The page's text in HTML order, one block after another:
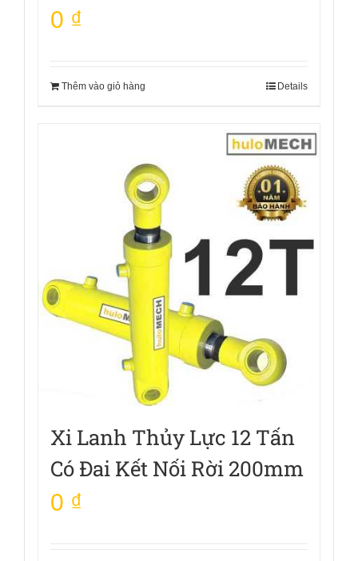
0 ₫
Thêm vào giỏ hàng Details
Xi Lanh Thủy Lực 12 Tấn
Có Đai Kết Nối Rời 200mm
0 ₫